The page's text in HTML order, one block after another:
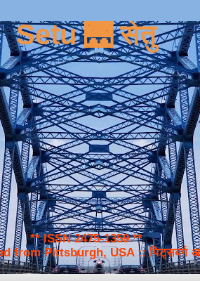
Setu 🌉 सेतु
** ISSN 2475-1359 **
Pittsburgh, USA :: पिट्सबर्ग